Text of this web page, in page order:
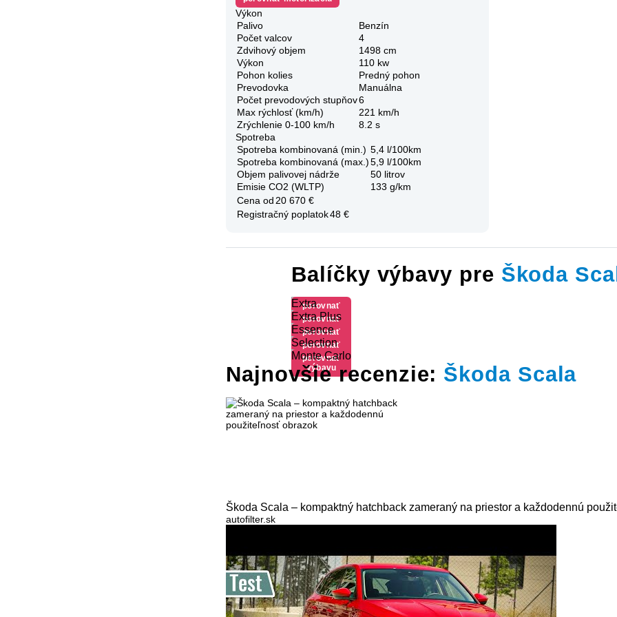
Výkon
Palivo
Benzín
Počet valcov
4
Zdvihový objem
1498 cm
Výkon
110 kw
Pohon kolies
Predný pohon
Prevodovka
Manuálna
Počet prevodových stupňov6
Max rýchlosť (km/h)
221 km/h
Zrýchlenie 0-100 km/h
8.2 s
Spotreba
Spotreba kombinovaná (min.) 5,4 l/100km
Spotreba kombinovaná (max.)5,9 l/100km
Objem palivovej nádrže
50 litrov
Emisie CO2 (WLTP)
133 g/km
Cena od 20 670 €
Registračný poplatok48 €
Balíčky výbavy pre Škoda
porovnať
výbavu
Extra
porovnať
výbavu
Extra Plus
porovnať
výbavu
Essence
porovnať
výbavu
Selection
porovnať
výbavu
Monte Carlo
Najnovšie recenzie: Škoda Scala
Škoda Scala – kompaktný hatchback zameraný na priestor a každodennú
autofilter.sk